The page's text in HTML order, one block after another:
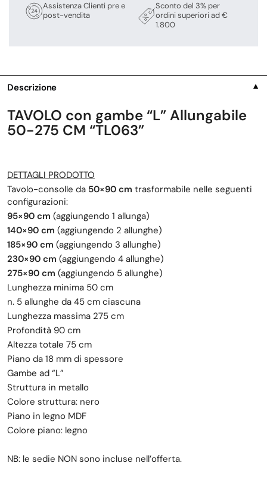
Assistenza Clienti pre e
post-vendita
Sconto del 3% per
ordini superiori ad €
1.800
Descrizione ▼
TAVOLO con gambe “L” Allungabile
50-275 CM “TL063”
DETTAGLI PRODOTTO
Tavolo-consolle da 50×90 cm trasformabile nelle seguenti
configurazioni:
95×90 cm (aggiungendo 1 allunga)
140×90 cm (aggiungendo 2 allunghe)
185×90 cm (aggiungendo 3 allunghe)
230×90 cm (aggiungendo 4 allunghe)
275×90 cm (aggiungendo 5 allunghe)
Lunghezza minima 50 cm
n. 5 allunghe da 45 cm ciascuna
Lunghezza massima 275 cm
Profondità 90 cm
Altezza totale 75 cm
Piano da 18 mm di spessore
Gambe ad “L”
Struttura in metallo
Colore struttura: nero
Piano in legno MDF
Colore piano: legno
NB: le sedie NON sono incluse nell’offerta.